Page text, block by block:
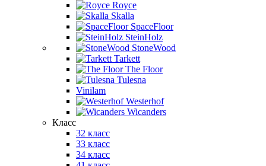
Royce
Skalla
SpaceFloor
SteinHolz
StoneWood
Tarkett
The Floor
Tulesna
Vinilam
Westerhof
Wicanders
Класс
32 класс
33 класс
34 класс